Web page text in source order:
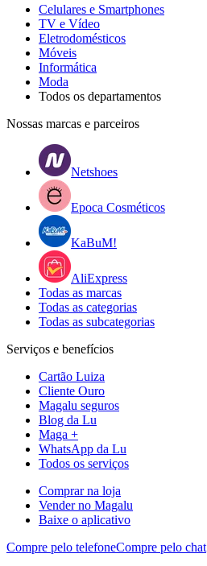
Celulares e Smartphones
TV e Vídeo
Eletrodomésticos
Móveis
Informática
Moda
Todos os departamentos
Nossas marcas e parceiros
Netshoes
Epoca Cosméticos
KaBuM!
AliExpress
Todas as marcas
Todas as categorias
Todas as subcategorias
Serviços e benefícios
Cartão Luiza
Cliente Ouro
Magalu seguros
Blog da Lu
Maga +
WhatsApp da Lu
Todos os serviços
Comprar na loja
Vender no Magalu
Baixe o aplicativo
Compre pelo telefoneCompre pelo chat